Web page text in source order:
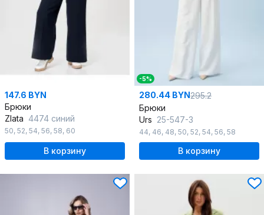
147.6 BYN
Брюки
Zlata 4474 синий
50, 52, 54, 56, 58, 60
В корзину
-5%
280.44 BYN295.2
Брюки
Urs 25-547-3
44, 46, 48, 50, 52, 54, 56, 58
В корзину